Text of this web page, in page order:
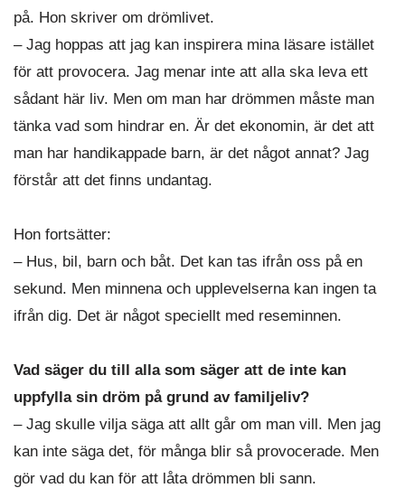
på. Hon skriver om drömlivet.
– Jag hoppas att jag kan inspirera mina läsare istället
för att provocera. Jag menar inte att alla ska leva ett
sådant här liv. Men om man har drömmen måste man
tänka vad som hindrar en. Är det ekonomin, är det att
man har handikappade barn, är det något annat? Jag
förstår att det finns undantag.
Hon fortsätter:
– Hus, bil, barn och båt. Det kan tas ifrån oss på en
sekund. Men minnena och upplevelserna kan ingen ta
ifrån dig. Det är något speciellt med reseminnen.
Vad säger du till alla som säger att de inte kan
uppfylla sin dröm på grund av familjeliv?
– Jag skulle vilja säga att allt går om man vill. Men jag
kan inte säga det, för många blir så provocerade. Men
gör vad du kan för att låta drömmen bli sann.